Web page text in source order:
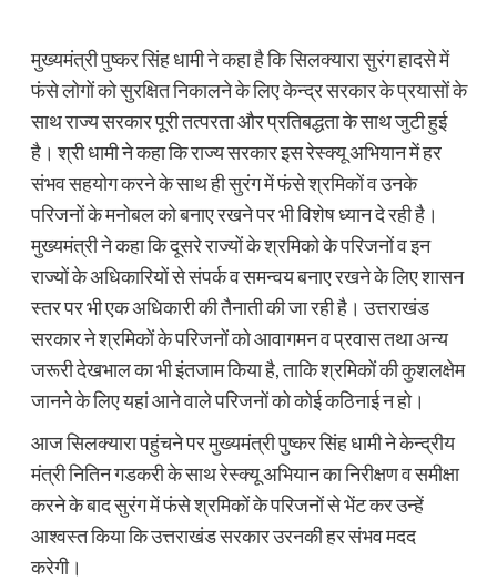
मुख्यमंत्री पुष्कर सिंह धामी ने कहा है कि सिलक्यारा सुरंग हादसे में
फंसे लोगों को सुरक्षित निकालने के लिए केन्द्र सरकार के प्रयासों के
साथ राज्य सरकार पूरी तत्परता और प्रतिबद्धता के साथ जुटी हुई
है। श्री धामी ने कहा कि राज्य सरकार इस रेस्क्यू अभियान में हर
संभव सहयोग करने के साथ ही सुरंग में फंसे श्रमिकों व उनके
परिजनों के मनोबल को बनाए रखने पर भी विशेष ध्यान दे रही है।
मुख्यमंत्री ने कहा कि दूसरे राज्यों के श्रमिको के परिजनों व इन
राज्यों के अधिकारियों से संपर्क व समन्वय बनाए रखने के लिए शासन
स्तर पर भी एक अधिकारी की तैनाती की जा रही है। उत्तराखंड
सरकार ने श्रमिकों के परिजनों को आवागमन व प्रवास तथा अन्य
जरूरी देखभाल का भी इंतजाम किया है, ताकि श्रमिकों की कुशलक्षेम
जानने के लिए यहां आने वाले परिजनों को कोई कठिनाई न हो।
आज सिलक्यारा पहुंचने पर मुख्यमंत्री पुष्कर सिंह धामी ने केन्द्रीय
मंत्री नितिन गडकरी के साथ रेस्क्यू अभियान का निरीक्षण व समीक्षा
करने के बाद सुरंग में फंसे श्रमिकों के परिजनों से भेंट कर उन्हें
आश्वस्त किया कि उत्तराखंड सरकार उरनकी हर संभव मदद
करेगी।